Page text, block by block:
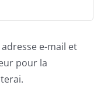
e-mail et
pour la